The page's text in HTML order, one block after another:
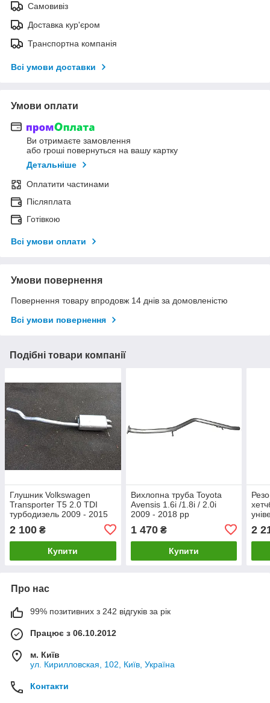
Самовивіз
Доставка кур'єром
Транспортна компанія
Всі умови доставки
Умови оплати
Ви отримаєте замовлення
або гроші повернуться на вашу картку
Детальніше
Оплатити частинами
Післяплата
Готівкою
Всі умови оплати
Умови повернення
Повернення товару впродовж 14 днів за домовленістю
Всі умови повернення
Подібні товари компанії
Глушник Volkswagen
Transporter T5 2.0 TDI
турбодизель 2009 - 2015
2 100 ₴
Купити
Вихлопна труба Toyota
Avensis 1.6i /1.8i / 2.0i
2009 - 2018 рр
1 470₴
Купити
2
Про нас
99% позитивних з 242 відгуків за рік
Працює з 06.10.2012
м. Київ
ул. Кирилловская, 102, Київ, Україна
Контакти